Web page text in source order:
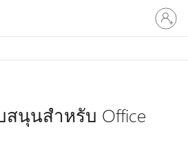
ลงชื่อ
เข้า
บัญชี
นุนสำหรับ Office